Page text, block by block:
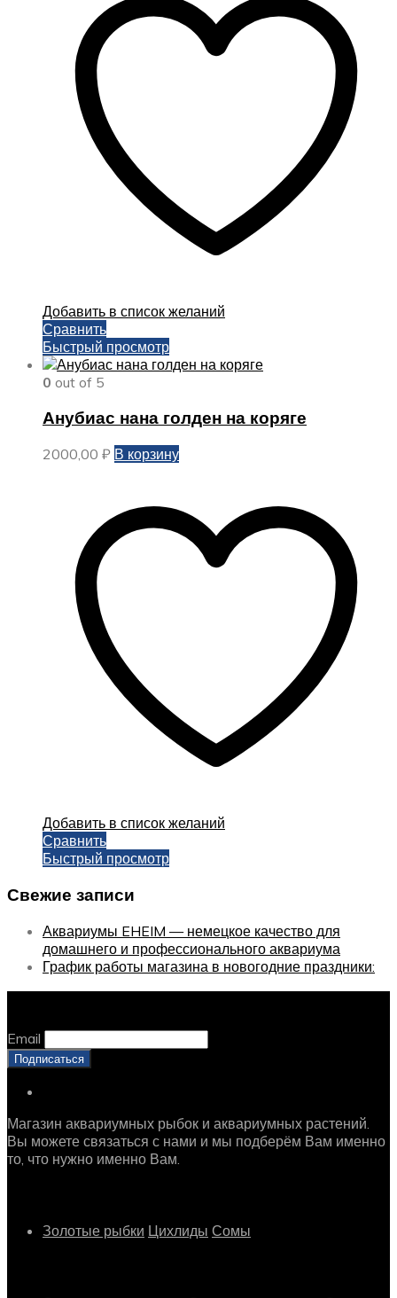
3500,00 ₽
Опции
можно
выбрать
товара.
Добавить в список желаний
Сравнить
Быстрый просмотр
0 out of 5
Анубиас нана голден на коряге
2000,00 ₽ В корзину
Добавить в список желаний
Сравнить
Быстрый просмотр
Свежие записи
Аквариумы EHEIM — немецкое качество для
домашнего и профессионального аквариума
График работы магазина в новогодние праздники:
Email
Магазин аквариумных рыбок и аквариумных растений.
Вы можете связаться с нами и мы подберём Вам именно
то, что нужно именно Вам.
Золотые рыбки Цихлиды Сомы